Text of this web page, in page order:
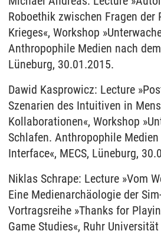
Roboethik zwischen Fragen der
Krieges«, Workshop
Anthropophile Medien nach
Lüneburg, 30.01.2015.
Dawid Kasprowicz: Lecture
Szenarien des Intuitiven in
Kollaborationen«, Workshop
Schlafen. Anthropophile
Interface«, MECS, Lüneburg,
Niklas Schrape: Lecture »Vom
Eine Medienarchäologie der
Vortragsreihe »Thanks for
Game Studies«, Ruhr